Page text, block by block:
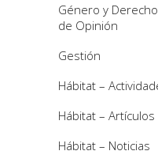
Género y
de Opinión
Gestión
Hábitat –
Hábitat –
Hábitat – Noticias